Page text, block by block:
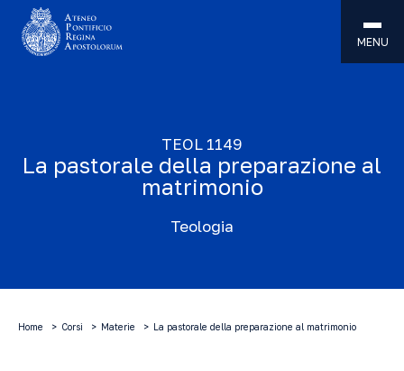
MENU
TEOL 1149
La pastorale della preparazione al
matrimonio
Teologia
Home Corsi Materie La pastorale della preparazione al matrimonio